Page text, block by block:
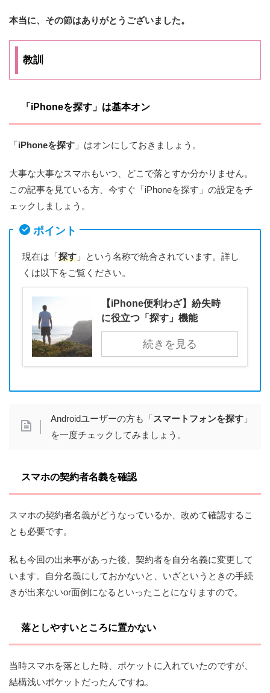
本当に、その節はありがとうございました。
教訓
「iPhoneを探す」は基本オン
「iPhoneを探す 」はオンにしておきましょう。
大事な大事なスマホもいつ、どこで落とすか分かりません。
この記事を見ている方、今すぐ「iPhoneを探す」の設定をチ
ェックしましょう。
ポイント
現在は「探す 」という名称で統合されています。詳し
くは以下をご覧ください。
【iPhone便利わざ】紛失時
に役立つ「探す」機能
続きを見る
Androidユーザーの方も「スマートフォンを探す」
を一度チェックしてみましょう。
スマホの契約者名義を確認
スマホの契約者名義がどうなっているか、改めて確認するこ
とも必要です。
私も今回の出来事があった後、契約者を自分名義に変更して
います。自分名義にしておかないと、いざというときの手続
きが出来ないor面倒になるといったことになりますので。
落としやすいところに置かない
当時スマホを落とした時、ポケットに入れていたのですが、
結構浅いポケットだったんですね。